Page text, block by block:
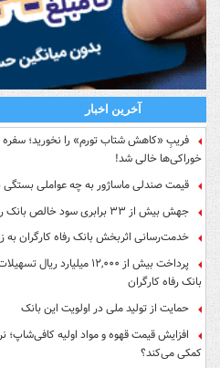
آخرین اخبار
خوراکی‌ها خالی شد!
قیمت صندلی ماساژور به چه عواملی بستگی
جهش بیش از ۳۳ برابری سود خالص بانک رفاه کارگران در بهار ۱۴۰۵
خدمت‌رسانی اثربخش بانک رفاه کارگران به
پرداخت بیش از ۱۲,۰۰۰
بانک رفاه کارگران
حمایت از تولید ملی در اولویت این بانک
افزایش قیمت قهوه و مواد اولیه کافی‌شاپ؛
کمکی می‌کند؟